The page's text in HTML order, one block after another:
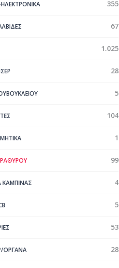
355
67
1.025
28
5
104
1
99
ΚΑΜΠΙΝΑΣ 4
5
53
ΟΡΓΑΝΑ 28